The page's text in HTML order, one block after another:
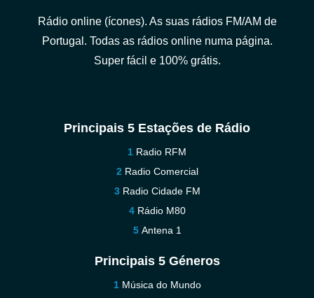
Rádio online (ícones). As suas rádios FM/AM de
Portugal. Todas as rádios online numa página.
Super fácil e 100% grátis.
Principais 5 Estações de Rádio
Radio RFM
Radio Comercial
Radio Cidade FM
Rádio M80
Antena 1
Principais 5 Géneros
Música do Mundo